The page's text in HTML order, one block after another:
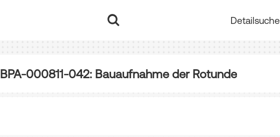
Detailsuche
BPA-000811-042: Bauaufnahme der Rotunde